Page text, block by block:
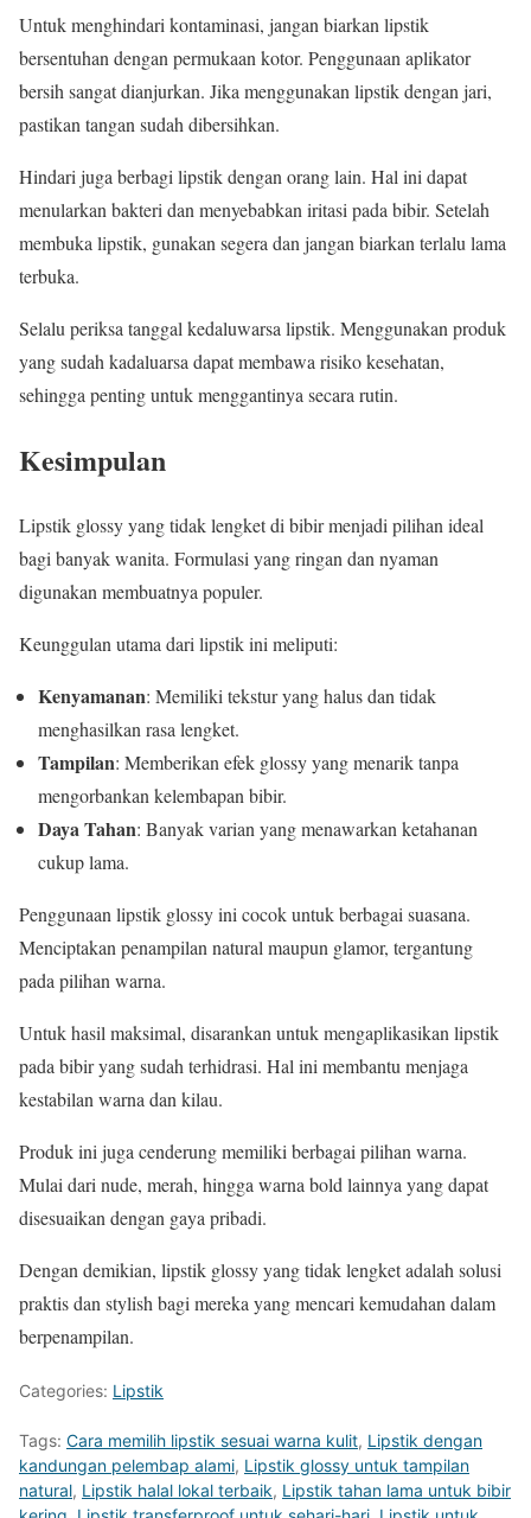
Untuk menghindari kontaminasi, jangan biarkan lipstik
bersentuhan dengan permukaan kotor. Penggunaan aplikator
bersih sangat dianjurkan. Jika menggunakan lipstik dengan jari,
pastikan tangan sudah dibersihkan.
Hindari juga berbagi lipstik dengan orang lain. Hal ini dapat
menularkan bakteri dan menyebabkan iritasi pada bibir. Setelah
membuka lipstik, gunakan segera dan jangan biarkan terlalu lama
terbuka.
Selalu periksa tanggal kedaluwarsa lipstik. Menggunakan produk
yang sudah kadaluarsa dapat membawa risiko kesehatan,
sehingga penting untuk menggantinya secara rutin.
Kesimpulan
Lipstik glossy yang tidak lengket di bibir menjadi pilihan ideal
bagi banyak wanita. Formulasi yang ringan dan nyaman
digunakan membuatnya populer.
Keunggulan utama dari lipstik ini meliputi:
Kenyamanan: Memiliki tekstur yang halus dan tidak
menghasilkan rasa lengket.
Tampilan: Memberikan efek glossy yang menarik tanpa
mengorbankan kelembapan bibir.
Daya Tahan: Banyak varian yang menawarkan ketahanan
cukup lama.
Penggunaan lipstik glossy ini cocok untuk berbagai suasana.
Menciptakan penampilan natural maupun glamor, tergantung
pada pilihan warna.
Untuk hasil maksimal, disarankan untuk mengaplikasikan lipstik
pada bibir yang sudah terhidrasi. Hal ini membantu menjaga
kestabilan warna dan kilau.
Produk ini juga cenderung memiliki berbagai pilihan warna.
Mulai dari nude, merah, hingga warna bold lainnya yang dapat
disesuaikan dengan gaya pribadi.
Dengan demikian, lipstik glossy yang tidak lengket adalah solusi
praktis dan stylish bagi mereka yang mencari kemudahan dalam
berpenampilan.
Categories: Lipstik
Tags: Cara memilih lipstik sesuai warna kulit, Lipstik dengan
kandungan pelembap alami, Lipstik glossy untuk tampilan
natural, Lipstik halal lokal terbaik, Lipstik tahan lama untuk bibir